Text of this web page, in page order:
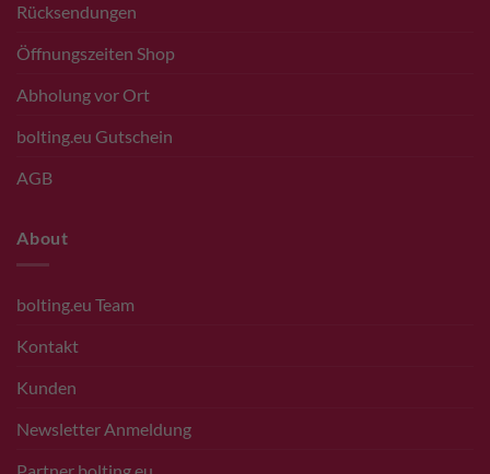
Rücksendungen
Öffnungszeiten Shop
Abholung vor Ort
bolting.eu Gutschein
AGB
About
bolting.eu Team
Kontakt
Kunden
Newsletter Anmeldung
Partner bolting.eu